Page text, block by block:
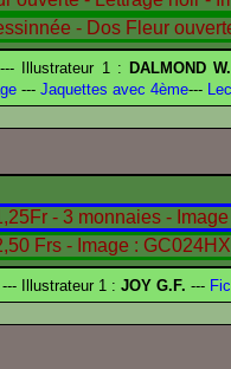
--- Illustrateur 1 : DALMOND W.
--- Jaquettes avec 4ème---
--- Illustrateur 1 : JOY G.F. ---